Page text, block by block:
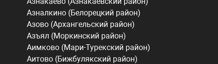
Азналкино (Белорецкий район)
Азово (Архангельский район)
Азъял (Моркинский район)
Аимково (Мари-Турекский район)
Аитово (Бижбулякский район)